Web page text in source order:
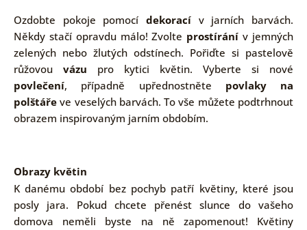
Ozdobte pokoje pomocí dekorací v jarních barvách.
Někdy stačí opravdu málo! Zvolte prostírání v jemných
zelených nebo žlutých odstínech. Pořiďte si pastelově
růžovou vázu pro kytici květin. Vyberte si nové
povlečení, případně upřednostněte povlaky na
polštářeve veselých barvách. To vše můžete podtrhnout
obrazem inspirovaným jarním obdobím.
Obrazy květin
K danému období bez pochyb patří květiny, které jsou
posly jara. Pokud chcete přenést slunce do vašeho
domova neměli byste na ně zapomenout! Květiny